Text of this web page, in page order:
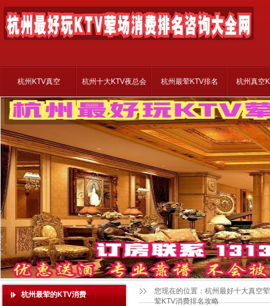
杭州KTV真空 杭州十大KTV夜总会 杭州最荤KTV排名 杭州真空
杭州最荤的KTV消费 您现在的位置： 杭州最好十大真空
荤KTV消费排名攻略